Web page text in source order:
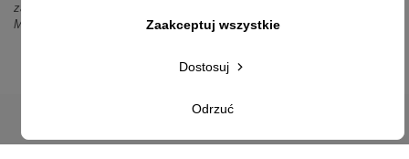
zamówień i oferty prosimy o kontakt mailowy, telefoniczny lub przez
Messenger.
Odrzuć
Dostosuj
Zaakceptuj wszystkie